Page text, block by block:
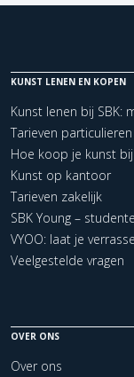
KUNST LENEN EN KOPEN
Kunst lenen bij SBK:
Tarieven particulieren
Hoe koop je kunst bij
Kunst op kantoor
Tarieven zakelijk
SBK Young –
VYOO: laat je
Veelgestelde vragen
OVER ONS
Over ons